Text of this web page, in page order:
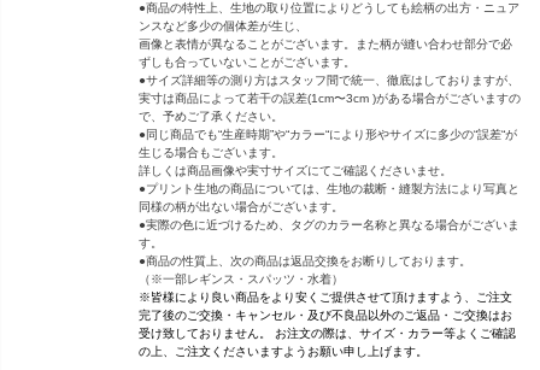
●商品の特性上、生地の取り位置によりどうしても絵柄の出方・ニュア
ンスなど多少の個体差が生じ、
画像と表情が異なることがございます。また柄が縫い合わせ部分で必
ずしも合っていないことがございます。
●サイズ詳細等の測り方はスタッフ間で統一、徹底はしておりますが、
実寸は商品によって若干の誤差(1cm〜3cm )がある場合がございますの
で、予めご了承ください。
●同じ商品でも“生産時期”や“カラー“により形やサイズに多少の“誤差“が
生じる場合もございます。
詳しくは商品画像や実寸サイズにてご確認くださいませ。
●プリント生地の商品については、生地の裁断・縫製方法により写真と
同様の柄が出ない場合がございます。
●実際の色に近づけるため、タグのカラー名称と異なる場合がございま
す。
●商品の性質上、次の商品は返品交換をお断りしております。
（※一部レギンス・スパッツ・水着）
※皆様により良い商品をより安くご提供させて頂けますよう、ご注文
完了後のご交換・キャンセル・及び不良品以外のご返品・ご交換はお
受け致しておりません。 お注文の際は、サイズ・カラー等よくご確認
の上、ご注文くださいますようお願い申し上げます。